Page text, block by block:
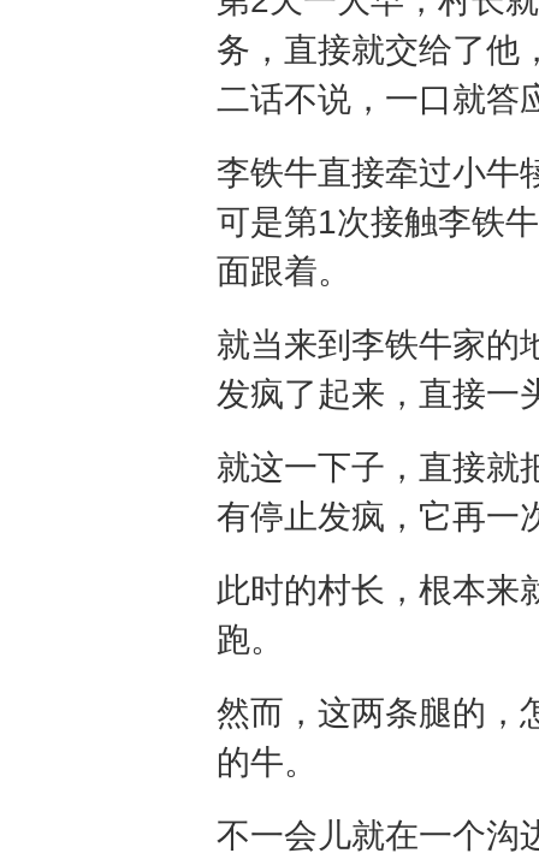
务，直接就交给了他
二话不说，一口就答
李铁牛直接牵过小牛
可是第1次接触李铁
面跟着。
就当来到李铁牛家的
发疯了起来，直接一
就这一下子，直接就
有停止发疯，它再一
此时的村长，根本来
跑。
然而，这两条腿的，
的牛。
不一会儿就在一个沟